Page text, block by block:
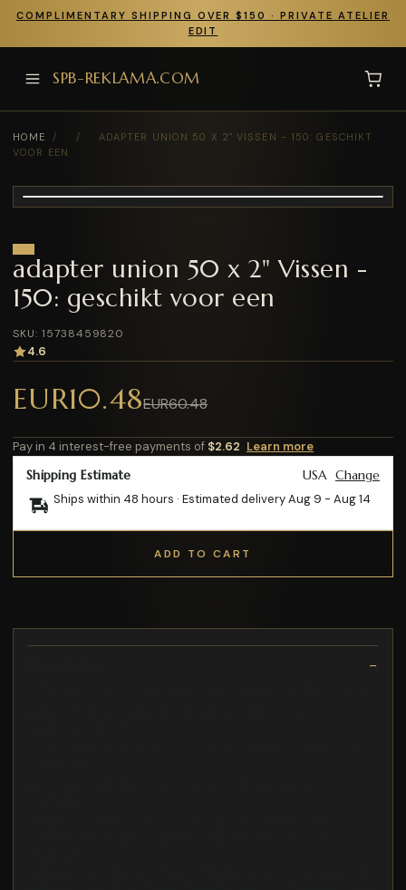
COMPLIMENTARY SHIPPING OVER $150 · PRIVATE ATELIER
EDIT
SPB-REKLAMA.COM
HOME / /
ADAPTER UNION 50 X 2" VISSEN - 150: GESCHIKT
VOOR EEN
adapter union 50 x 2" Vissen -
150: geschikt voor een
SKU: 15738459820
4.6
EUR10.48EUR60.48
Pay in 4 interest-free payments of $2.62 Learn more
Shipping Estimate USA Change
Ships within 48 hours · Estimated deliveryAug 9 - Aug 14
ADD TO CART